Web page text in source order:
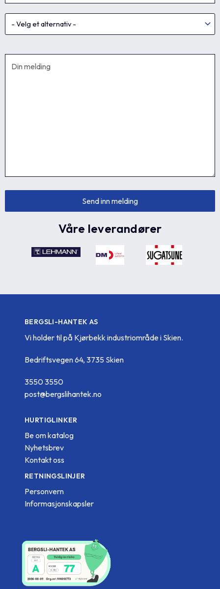
Våre leverandører
BERGSLI-HANTEK AS
Vi holder til på Kjørbekk industriområde i Skien.
Bedriftsvegen 64, 3735 Skien
3550 3550
post@bergslihantek.no
HURTIGLINKER
Be om katalog
Nyhetsbrev
Kontakt oss
RETNINGSLINJER
Personvern
Informasjonskapsler